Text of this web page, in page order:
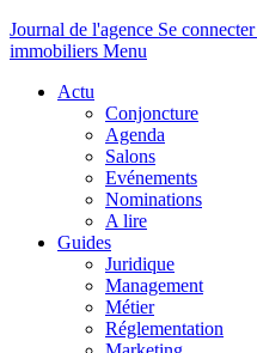
Journal de l'agence Se connecter
immobiliers Menu
Actu
Conjoncture
Agenda
Salons
Evénements
Nominations
A lire
Guides
Juridique
Management
Métier
Réglementation